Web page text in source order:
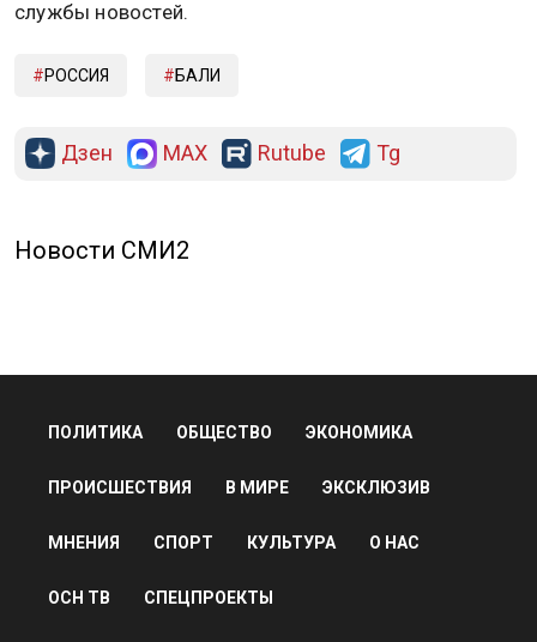
службы новостей.
РОССИЯ БАЛИ
Дзен MAX Rutube Tg
Новости СМИ2
ПОЛИТИКА ОБЩЕСТВО ЭКОНОМИКА
ПРОИСШЕСТВИЯ В МИРЕ ЭКСКЛЮЗИВ
МНЕНИЯ СПОРТ КУЛЬТУРА О НАС
ОСН ТВ СПЕЦПРОЕКТЫ